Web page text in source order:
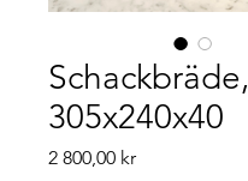
Schackbräde,
305x240x40
2 800,00 krPrice